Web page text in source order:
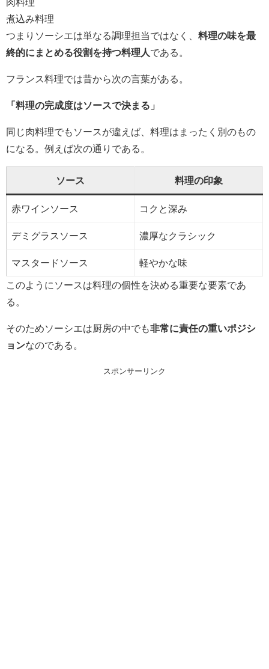
煮込み料理
つまりソーシエは単なる調理担当ではなく、 料理の味を最
終的にまとめる役割を持つ料理人 である。
フランス料理では昔から次の言葉がある。
「料理の完成度はソースで決まる」
同じ肉料理でもソースが違えば、料理はまったく別のもの
になる。例えば次の通りである。
ソース 料理の印象
赤ワインソース コクと深み
デミグラスソース 濃厚なクラシック
マスタードソース 軽やかな味
このようにソースは料理の個性を決める重要な要素であ
る。
そのためソーシエは厨房の中でも非常に責任の重いポジシ
ョンなのである。
スポンサーリンク